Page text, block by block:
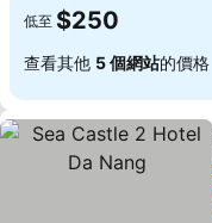
低至 $250
查看其他 5 個網站的價格